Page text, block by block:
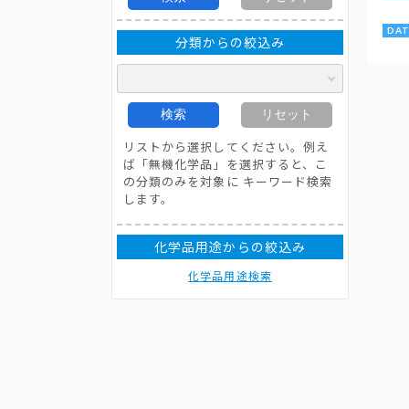
分類からの絞込み
検索 リセット
リストから選択してください。例え
ば「無機化学品」を選択すると、こ
の分類のみを対象に キーワード検索
します。
化学品用途からの絞込み
化学品用途検索